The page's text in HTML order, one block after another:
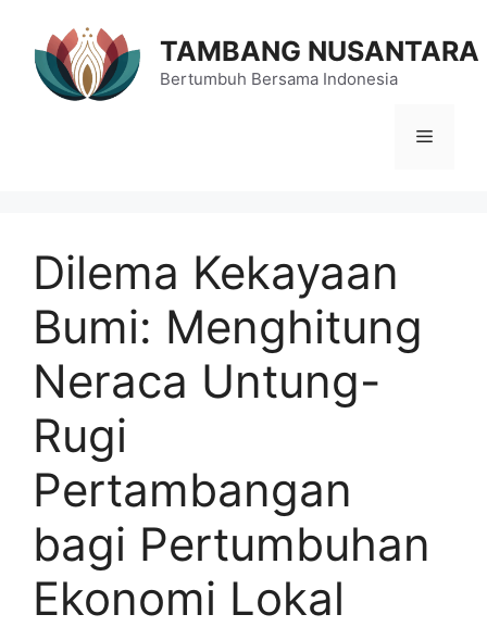
TAMBANG NUSANTARA
Bertumbuh Bersama Indonesia
Menu
Dilema Kekayaan
Bumi: Menghitung
Neraca Untung-
Rugi
Pertambangan
bagi Pertumbuhan
Ekonomi Lokal